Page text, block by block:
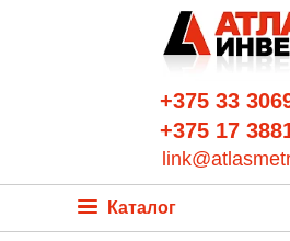
+375 33
+375 17
Каталог